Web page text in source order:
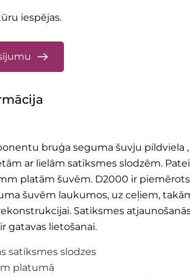
iespējas.
bruģa seguma šuvju pildviela ,
ar lielām satiksmes slodzēm.
platām šuvēm. D2000 ir
šuvēm laukumos, uz ceļiem,
Satiksmes
gatavas lietošanai.
satiksmes slodzes
platumā